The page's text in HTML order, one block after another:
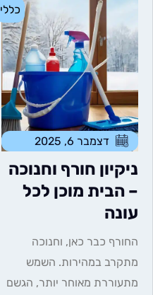
כללי
דצמבר 6, 2025
ניקיון חורף וחנוכה
– הבית מוכן לכל
עונה
החורף כבר כאן, וחנוכה
מתקרב במהירות. השמש
מתעוררת מאוחר יותר, הגשם